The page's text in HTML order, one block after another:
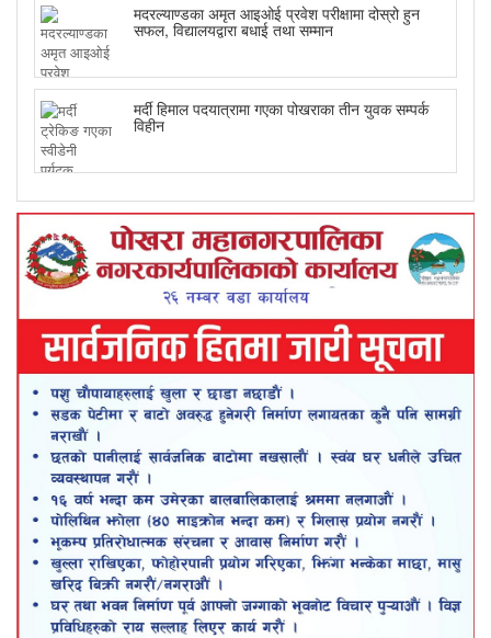
मदरल्याण्डका अमृत आइओई प्रवेश परीक्षामा दोस्रो हुन
सफल, विद्यालयद्वारा बधाई तथा सम्मान
मर्दी हिमाल पदयात्रामा गएका पोखराका तीन युवक सम्पर्क
विहीन